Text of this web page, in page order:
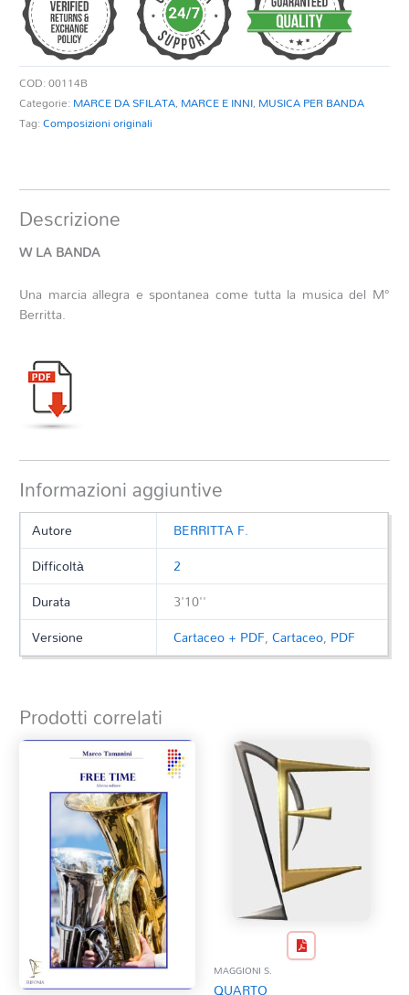
COD:00114B
Categorie: MARCE DA SFILATA, MARCE E INNI, MUSICA PER BANDA
Tag:Composizioni originali
Descrizione
W LA BANDA
Una marcia allegra e spontanea come tutta la musica del M°
Berritta.
Informazioni aggiuntive
Autore
BERRITTA F.
Difficoltà
2
Durata
3'10''
Versione
Cartaceo + PDF,Cartaceo, PDF
Prodotti correlati
MAGGIONI S.